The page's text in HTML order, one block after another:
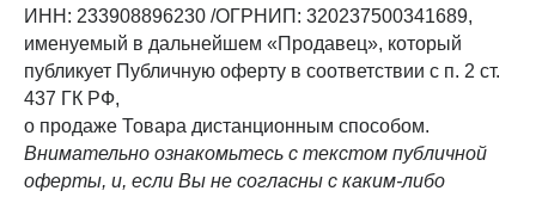
ИНН: 233908896230 /ОГРНИП: 320237500341689,
именуемый в дальнейшем «Продавец», который
публикует Публичную оферту в соответствии с п. 2 ст.
437 ГК РФ,
о продаже Товара дистанционным способом.
Внимательно ознакомьтесь с текстом публичной
оферты, и, если Вы не согласны с каким-либо